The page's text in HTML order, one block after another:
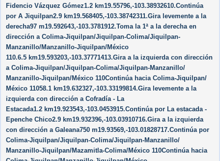
Fidencio Vázquez Gómez1.2 km19.55796,-103.38932610.Continúa
por A Jiquilpan2.9 km19.568405,-103.38742311.Gira levemente a la
derecha97 m19.592643,-103.3781912.Toma la 1ª a la derecha en
dirección a Colima-Jiquilpan/​Jiquilpan-Colima/​Jiquilpan-
Manzanillo/​Manzanillo-Jiquilpan/​México
110.6.5 km19.593203,-103.37771413.Gira a la izquierda con dirección
a Colima-Jiquilpan/​Jiquilpan-Colima/​Jiquilpan-Manzanillo/​
Manzanillo-Jiquilpan/​México 110Continúa hacia Colima-Jiquilpan/​
México 11058.1 km19.632327,-103.33199814.Gira levemente a la
izquierda con dirección a Cofradía - La
Estacada1.2 km19.923543,-103.0453915.Continúa por La estacada -
Epenche Chico2.9 km19.932396,-103.03910716.Gira a la izquierda
con dirección a Galeana750 m19.93569,-103.01828717.Continúa por
Colima-Jiquilpan/​Jiquilpan-Colima/​Jiquilpan-Manzanillo/​
Manzanillo-Jiquilpan/​Mazamitla-Colima/​México 110Continúa hacia